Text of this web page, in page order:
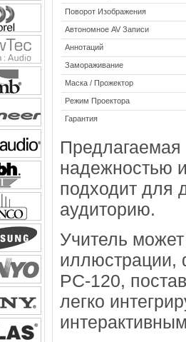
Поворот Изображения
Автономное AV Записи
Аннотаций
Замораживание
Маска / Прожектор
Режим Проектора
Гарантия
Предлагаемая
надежностью
подходит для
аудиторию.
Учитель
иллюстрации,
РС-120,
легко